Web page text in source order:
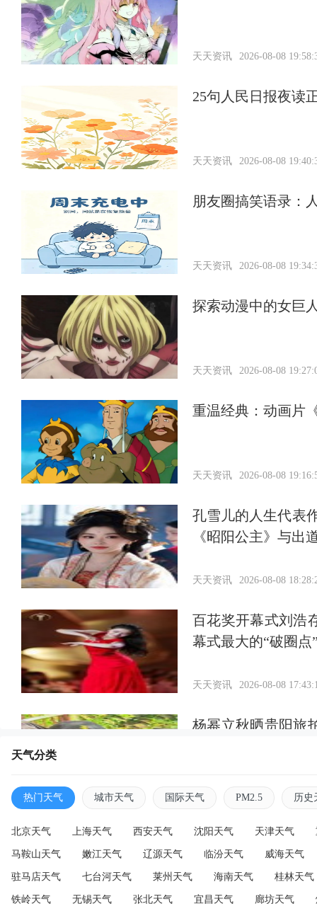
天天资讯 2026-08-08
25句人民日报夜读
天天资讯 2026-08-08
朋友圈搞笑语录：
天天资讯 2026-08-08
探索动漫中的女巨
天天资讯 2026-08-08
重温经典：动画片
天天资讯 2026-08-08
孔雪儿的人生代表
《昭阳公主》与出
天天资讯 2026-08-08
百花奖开幕式刘浩
幕式最大的“破圈点
天天资讯 2026-08-08
杨幂立秋晒贵阳旅
2026-08-08
天气分类
热门天气 城市天气 国际天气 PM2.5 历史
北京天气 上海天气 西安天气 沈阳天气 天津天气
马鞍山天气 嫩江天气 辽源天气 临汾天气 威海天气
驻马店天气 七台河天气 莱州天气 海南天气 桂林天气
铁岭天气 无锡天气 张北天气 宜昌天气 廊坊天气